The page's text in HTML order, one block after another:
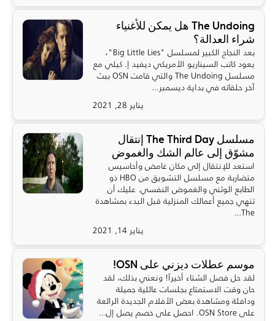
The Undoing هل يمكن للأغنياء
شراء العدالة؟
بعد النجاح الكبير لمسلسل "Big Little Lies"،
يعود كاتب السيناريو الأمريكي ديفيد إ. كيلي مع
مسلسل The Undoing والتي قامت OSN ببث
آخر حلقاته في بداية ديسمبر...
يناير 28, 2021
مسلسل The Third Day إنتقال
مشوّق إلى عالم الشك والغموض
استعد للإنتقال إلى مكان غامض وأحاسيس
متضاربة مع مسلسل التشويق من HBO ذو
الطابع الوثني والغموض النفسي. عليك أن
تنهي جميع أعمالك المنزلية قبل البدء بمشاهدة
The...
يناير 14, 2021
موسم عطلات ديزني على OSN!
لقد حل فصل الشتاء أخيراً! ونعني بذلك، لقد
حان وقت الاستمتاع بجلسات عائلية جميلة
ودافئة ومشاهدة بعض الأفلام الجديدة الرائعة
على OSN Store. احصل على خصم يصل إل...